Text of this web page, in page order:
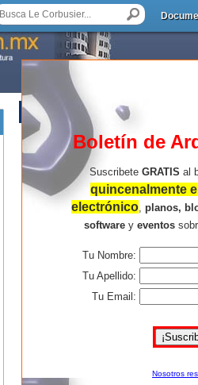
AGREGAR COMENTARIO
Boletín de
Suscribete GRATIS al
quincenalmente
electrónico, planos,
softwarey eventos
Tu Nombre:
Tu Apellido:
Tu Email:
Nosotros